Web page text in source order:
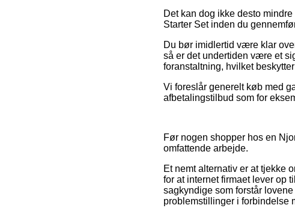
Det kan dog ikke desto
Starter Set inden du
Du bør imidlertid være klar
så er det undertiden være et
foranstaltning, hvilket
Vi foreslår generelt køb med
afbetalingstilbud som for
Før nogen shopper hos en
omfattende arbejde.
Et nemt alternativ er at tjekke
for at internet firmaet lever op
sagkyndige som forstår
problemstillinger i forbindelse